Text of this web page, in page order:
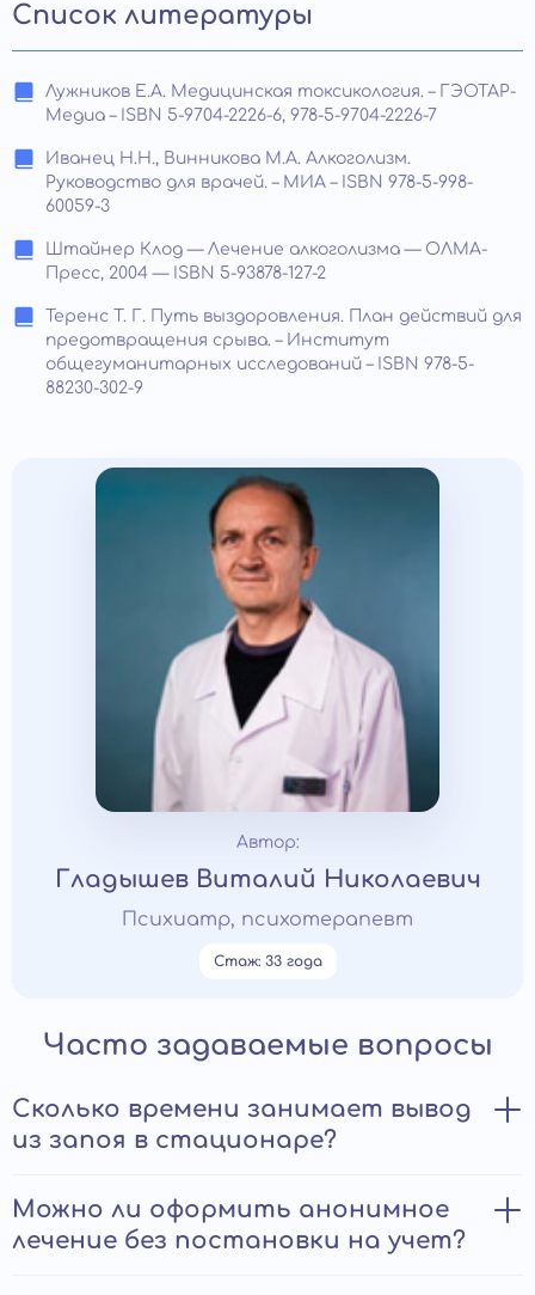
Список литературы
Лужников Е.А. Медицинская токсикология. – ГЭОТАР-
Медиа – ISBN 5-9704-2226-6, 978-5-9704-2226-7
Иванец Н.Н., Винникова М.А. Алкоголизм.
Руководство для врачей. – МИА – ISBN 978-5-998-
60059-3
Штайнер Клод — Лечение алкоголизма — ОЛМА-
Пресс, 2004 — ISBN 5-93878-127-2
Теренс Т. Г. Путь выздоровления. План действий для
предотвращения срыва. – Институт
общегуманитарных исследований – ISBN 978-5-
88230-302-9
Автор:
Гладышев Виталий Николаевич
Психиатр, психотерапевт
Стаж: 33 года
Часто задаваемые вопросы
Сколько времени занимает вывод
из запоя в стационаре?
Длительность зависит от тяжести состояния,
длительности употребления и наличия хронических
заболеваний. В среднем вывод занимает от одного до
Можно ли оформить анонимное
лечение без постановки на учет?